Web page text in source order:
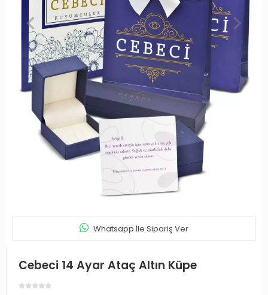
Whatsapp İle Sipariş Ver
Cebeci 14 Ayar Ataç Altın Küpe